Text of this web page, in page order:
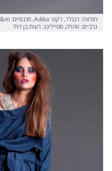
גרביים: זוהרה, סטיילינג: רעות בן דויד